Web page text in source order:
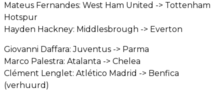
Mateus Fernandes: West Ham United -> Tottenham
Hotspur
Hayden Hackney: Middlesbrough -> Everton
Giovanni Daffara: Juventus -> Parma
Marco Palestra: Atalanta -> Chelea
Clément Lenglet: Atlético Madrid -> Benfica
(verhuurd)